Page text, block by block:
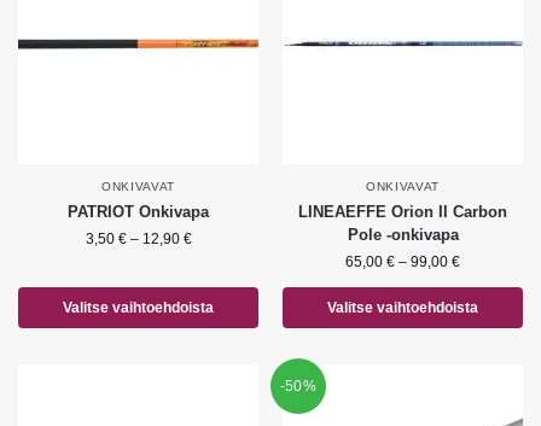
ONKIVAVAT
PATRIOT Onkivapa
3,50 € – 12,90 €
Valitse vaihtoehdoista
ONKIVAVAT
LINEAEFFE Orion II Carbon
Pole -onkivapa
65,00 € – 99,00 €
Valitse vaihtoehdoista
-50%